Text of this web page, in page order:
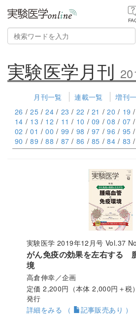
実験医学月刊
月刊一覧 連載一覧 増刊
26 / 25 / 24 / 23 / 22 / 21 / 20 / 19 /
14 / 13 / 12 / 11 / 10 / 09 / 08 / 07 /
02 / 01 / 00 / 99 / 98 / 97 / 96 / 95 /
90 / 89 / 88 / 87 / 86 / 85 / 84 / 83 /
実験医学 2019年12月号 Vol.37
がん免疫の効果を左右する
境
高倉伸幸／企画
定価 2,200円（本体 2,000円＋
発行
詳細をみる （
記事販売あり ）